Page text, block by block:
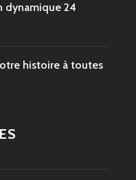
dynamique 24
histoire à toutes